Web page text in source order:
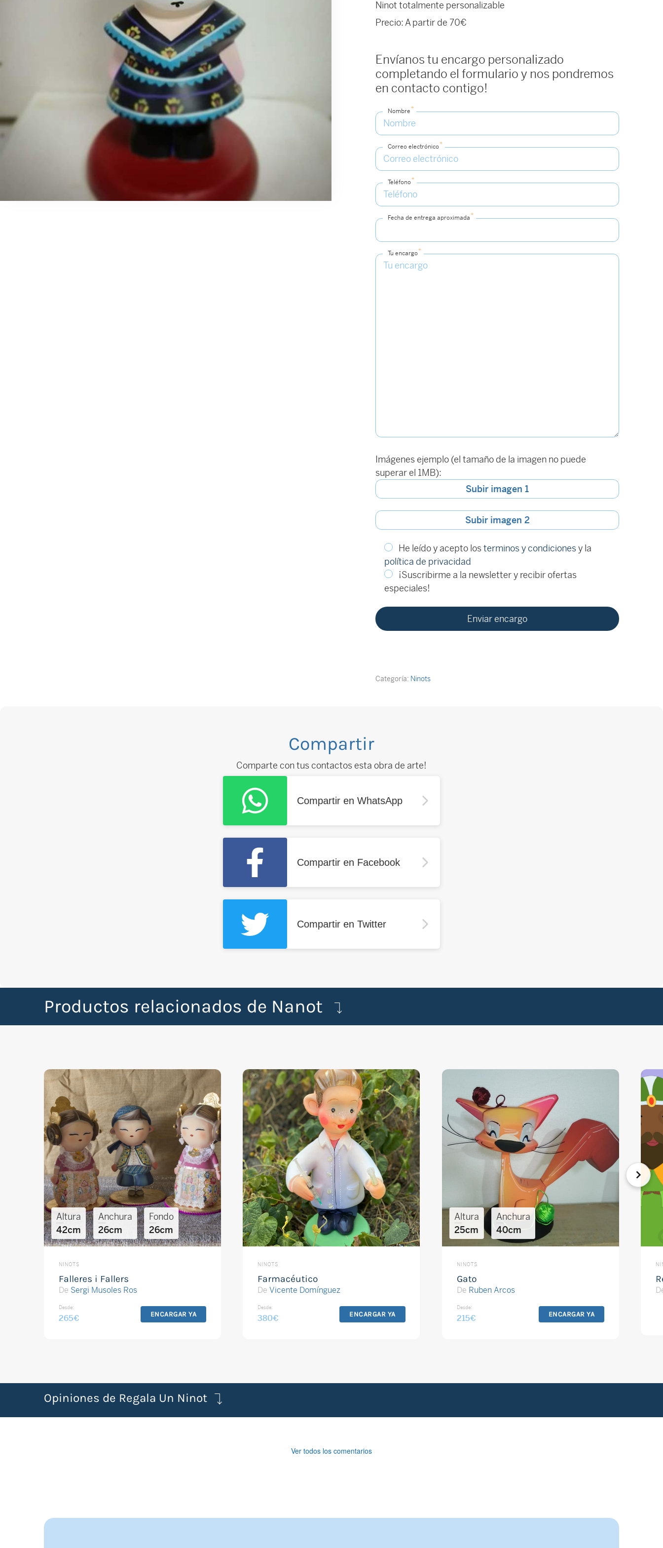
Ninot totalmente personalizable
Precio: A partir de 70€
Envíanos tu encargo personalizado
completando el formulario y nos pondremos
en contacto contigo!
Nombre*
Correo electrónico*
Teléfono*
Fecha de entrega aproximada*
Tu encargo*
Imágenes ejemplo (el tamaño de la imagen no puede
superar el 1MB):
Subir imagen 1
Subir imagen 2
He leído y acepto losterminos y condicionesy la
política de privacidad
¡Suscribirme a la newsletter y recibir ofertas
especiales!
Categoría: Ninots
Compartir
Comparte con tus contactos esta obra de arte!
Compartir en WhatsApp
Compartir en Facebook
Compartir en Twitter
Productos relacionados de Nanot
Altura
42cm
Anchura
26cm
Fondo
26cm
NINOTS
Falleres i Fallers
De Sergi Musoles Ros
Desde:
265€ ENCARGAR YA
NINOTS
Farmacéutico
DeVicente Domínguez
Desde:
380€ ENCARGAR YA
Altura
25cm
Anchura
40cm
NINOTS
Gato
De Ruben Arcos
Desde:
215€ ENCARGAR YA
Opiniones de Regala Un Ninot
Ver todos los comentarios